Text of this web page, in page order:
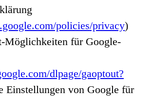
policies/privacy)
Möglichkeiten für Google-
dlpage/gaoptout?
Einstellungen von Google für